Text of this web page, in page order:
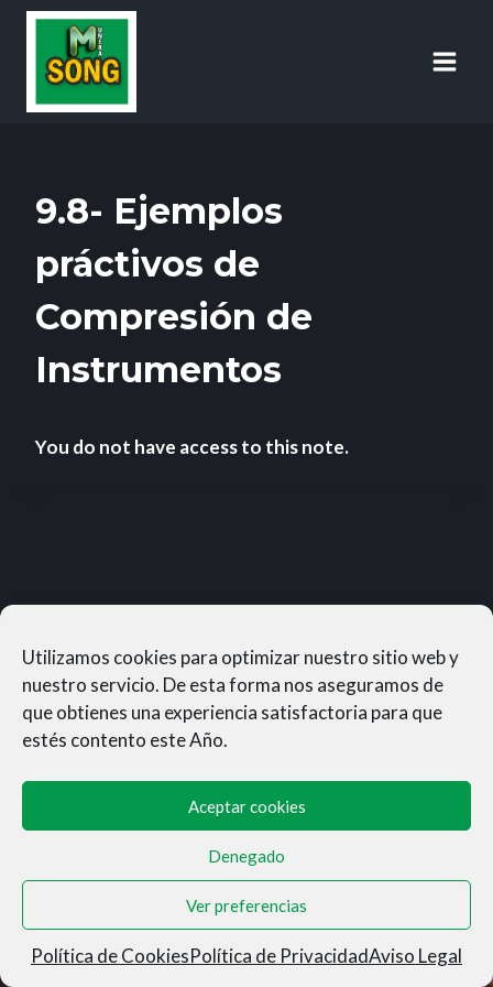
Utilizamos cookies para optimizar nuestro sitio web y
nuestro servicio. De esta forma nos aseguramos de
que obtienes una experiencia satisfactoria para que
estés contento este Año.
Aceptar cookies
Denegado
Ver preferencias
Política de CookiesPolítica de PrivacidadAviso Legal
9.8- Ejemplos
práctivos de
Compresión de
Instrumentos
You do not have access to this note.
MUNERASONG®- © 2026
Aviso Legal|Privacidad|Condiciones de Venta|
Cookies